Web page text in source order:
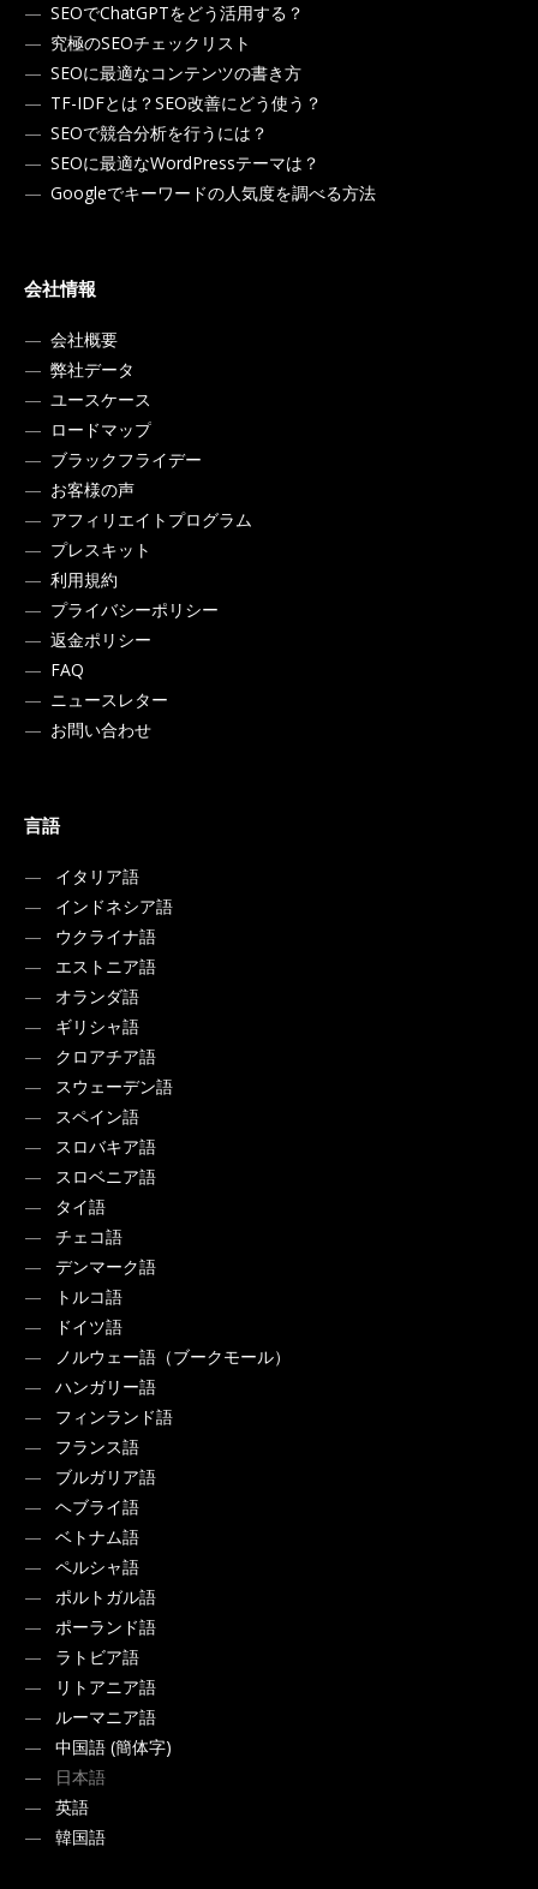
SEOでChatGPTをどう活用する？
究極のSEOチェックリスト
SEOに最適なコンテンツの書き方
TF-IDFとは？SEO改善にどう使う？
SEOで競合分析を行うには？
SEOに最適なWordPressテーマは？
Googleでキーワードの人気度を調べる方法
会社情報
会社概要
弊社データ
ユースケース
ロードマップ
ブラックフライデー
お客様の声
アフィリエイトプログラム
プレスキット
利用規約
プライバシーポリシー
返金ポリシー
FAQ
ニュースレター
お問い合わせ
言語
イタリア語
インドネシア語
ウクライナ語
エストニア語
オランダ語
ギリシャ語
クロアチア語
スウェーデン語
スペイン語
スロバキア語
スロベニア語
タイ語
チェコ語
デンマーク語
トルコ語
ドイツ語
ノルウェー語（ブークモール）
ハンガリー語
フィンランド語
フランス語
ブルガリア語
ヘブライ語
ベトナム語
ペルシャ語
ポルトガル語
ポーランド語
ラトビア語
リトアニア語
ルーマニア語
中国語 (簡体字)
日本語
英語
韓国語